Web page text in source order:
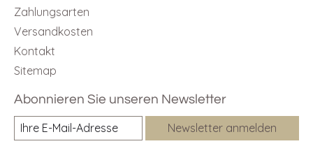
Zahlungsarten
Versandkosten
Kontakt
Sitemap
Abonnieren Sie unseren Newsletter
Newsletter anmelden